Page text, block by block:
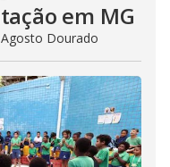
em MG
Dourado